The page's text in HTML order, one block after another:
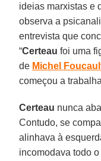
ideias marxistas e
observa a
entrevista que
“Certeau foi uma
de Michel
começou a
Certeau nunca
Contudo, se
alinhava à
incomodava todo